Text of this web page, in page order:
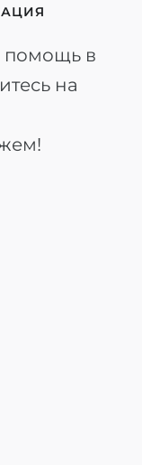
помощь в
на